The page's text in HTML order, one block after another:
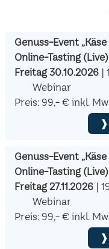
Genuss-Event
Online-Tasting (Live)
Freitag 30.10.2026|
Webinar
Preis: 99,- € inkl.
Genuss-Event
Online-Tasting (Live)
Freitag 27.11.2026|
Webinar
Preis: 99,- € inkl.